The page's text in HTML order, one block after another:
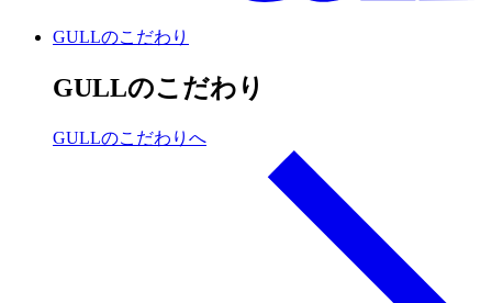
GULLのこだわり
GULLのこだわり
GULLのこだわりへ